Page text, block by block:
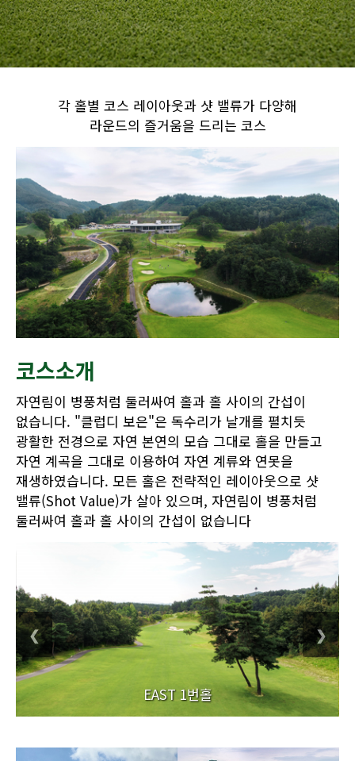
각 홀별 코스 레이아웃과 샷 밸류가 다양해
라운드의 즐거움을 드리는 코스
코스소개
자연림이 병풍처럼 둘러싸여 홀과 홀 사이의 간섭이
없습니다. "클럽디 보은"은 독수리가 날개를 펼치듯
광활한 전경으로 자연 본연의 모습 그대로 홀을 만들고
자연 계곡을 그대로 이용하여 자연 계류와 연못을
재생하였습니다. 모든 홀은 전략적인 레이아웃으로 샷
밸류(Shot Value)가 살아 있으며, 자연림이 병풍처럼
둘러싸여 홀과 홀 사이의 간섭이 없습니다
EAST 1번홀
❮ ❯